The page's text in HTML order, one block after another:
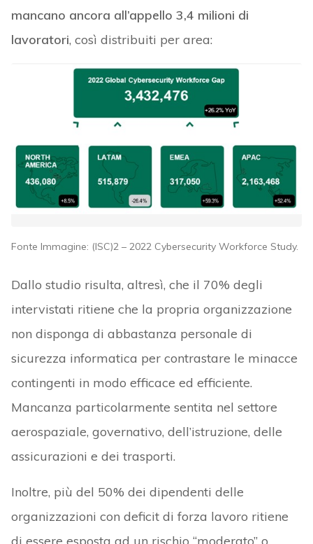
mancano ancora all’appello 3,4 milioni di
lavoratori, così distribuiti per area:
Fonte Immagine: (ISC)2 – 2022 Cybersecurity Workforce Study.
Dallo studio risulta, altresì, che il 70% degli
intervistati ritiene che la propria organizzazione
non disponga di abbastanza personale di
sicurezza informatica per contrastare le minacce
contingenti in modo efficace ed efficiente.
Mancanza particolarmente sentita nel settore
aerospaziale, governativo, dell’istruzione, delle
assicurazioni e dei trasporti.
Inoltre, più del 50% dei dipendenti delle
organizzazioni con deficit di forza lavoro ritiene